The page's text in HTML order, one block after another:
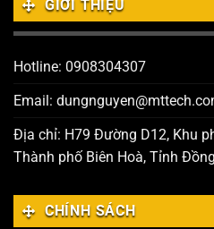
GIỚI THIỆU
Hotline: 0908304307
Email:
Địa chỉ: H79 Đường D12, Khu
Thành phố Biên Hoà, Tỉnh
CHÍNH SÁCH